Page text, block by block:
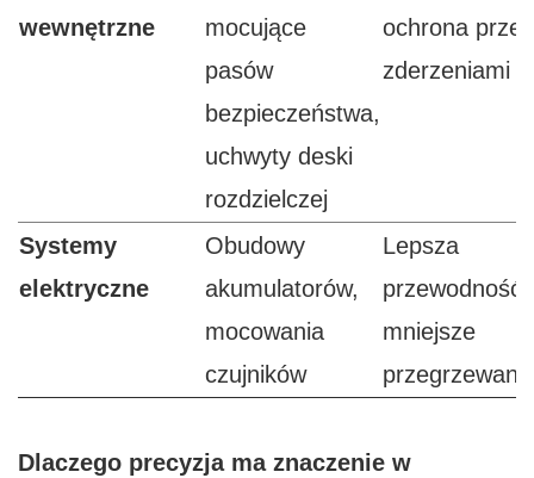
wewnętrzne
mocujące
pasów
bezpieczeństwa,
uchwyty deski
rozdzielczej
ochrona przed
zderzeniami
Systemy
elektryczne
Obudowy
akumulatorów,
mocowania
czujników
Lepsza
przewodność,
mniejsze
Dlaczego precyzja ma znaczenie w